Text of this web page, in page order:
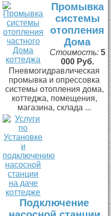
Промывка
системы
отопления
Дома
Стоимость: 5
000 Руб.
Пневмогидравлическая
промывка и опрессовка
системы отопления дома,
коттеджа, помещения,
магазина, склада ...
Подключение